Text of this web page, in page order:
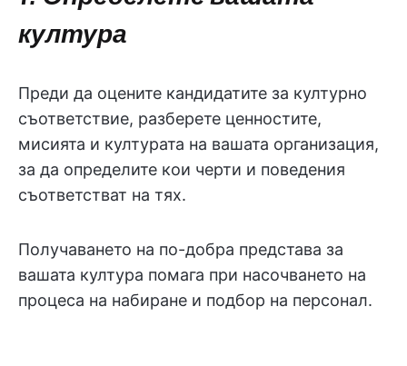
култура
Преди да оцените кандидатите за културно
съответствие, разберете ценностите,
мисията и културата на вашата организация,
за да определите кои черти и поведения
съответстват на тях.
Получаването на по-добра представа за
вашата култура помага при насочването на
процеса на набиране и подбор на персонал.